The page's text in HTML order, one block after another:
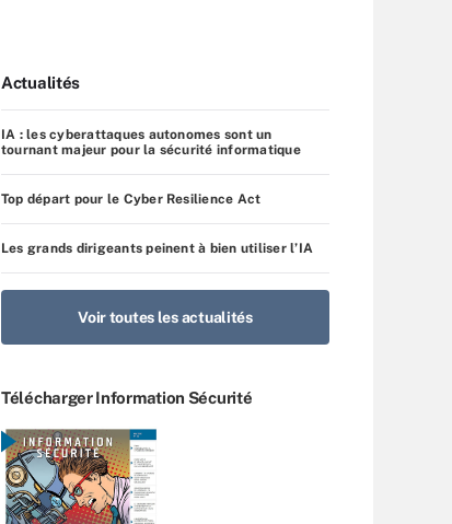
Actualités
IA : les cyberattaques autonomes sont un
tournant majeur pour la sécurité informatique
Top départ pour le Cyber Resilience Act
Les grands dirigeants peinent à bien utiliser l’IA
Voir toutes les actualités
Télécharger Information Sécurité